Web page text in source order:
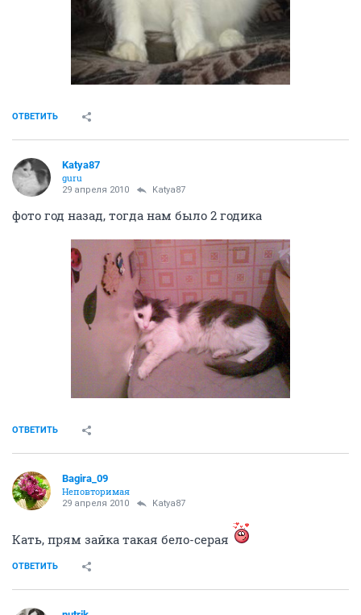
ОТВЕТИТЬ
Katya87
guru
29 апреля 2010 Katya87
фото год назад, тогда нам было 2 годика
ОТВЕТИТЬ
Bagira_09
Неповторимая
29 апреля 2010 Katya87
Кать, прям зайка такая бело-серая
ОТВЕТИТЬ